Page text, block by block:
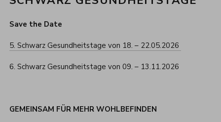
Save the Date
5. Schwarz Gesundheitstage von 18. – 22.05.2026
6. Schwarz Gesundheitstage von 09. – 13.11.2026
GEMEINSAM FÜR MEHR WOHLBEFINDEN